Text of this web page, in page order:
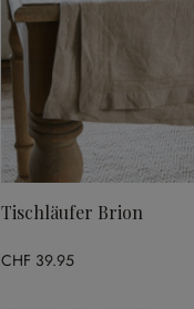
Tischläufer Brion
CHF 39.95